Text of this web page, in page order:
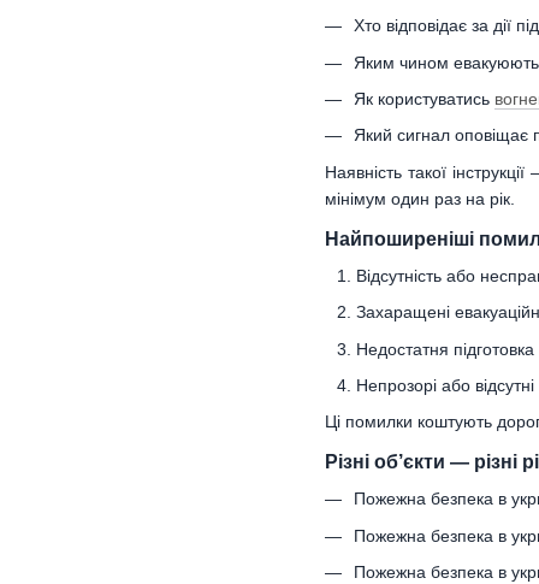
Хто відповідає за дії
Яким чином
Як користуватись
Який сигнал оповіщає
Наявність такої
мінімум один раз на рік.
Найпоширеніші
Відсутність або
Захаращені
Недостатня підготовка
Непрозорі або
Ці помилки коштують
Різні об’єкти — різні
Пожежна безпека в
Пожежна безпека в
Пожежна безпека в